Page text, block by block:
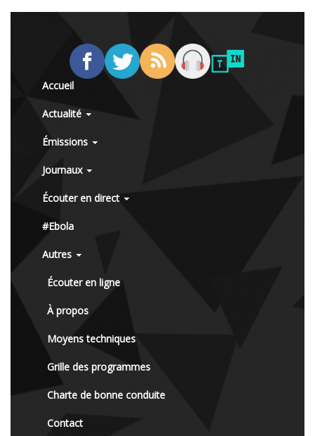
Accueil
Actualité
Émissions
Journaux
Écouter en direct
#Ebola
Autres
Écouter en ligne
À propos
Moyens techniques
Grille des programmes
Charte de bonne conduite
Contact